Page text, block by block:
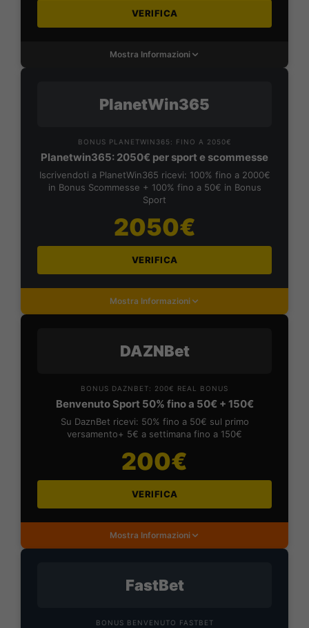
VERIFICA
Mostra Informazioni
PlanetWin365
BONUS PLANETWIN365: FINO A 2050€
Planetwin365: 2050€ per sport e scommesse
Iscrivendoti a PlanetWin365 ricevi: 100% fino a 2000€
in Bonus Scommesse + 100% fino a 50€ in Bonus
Sport
2050€
VERIFICA
Mostra Informazioni
DAZNBet
BONUS DAZNBET: 200€ REAL BONUS
Benvenuto Sport 50% fino a 50€ + 150€
Su DaznBet ricevi: 50% fino a 50€ sul primo
versamento+ 5€ a settimana fino a 150€
200€
VERIFICA
Mostra Informazioni
FastBet
BONUS BENVENUTO FASTBET